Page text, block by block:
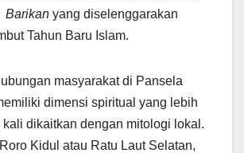
Barikan yang diselenggarakan
Tahun Baru Islam.
masyarakat di Pansela
dimensi spiritual yang lebih
dikaitkan dengan mitologi lokal.
Kidul atau Ratu Laut Selatan,